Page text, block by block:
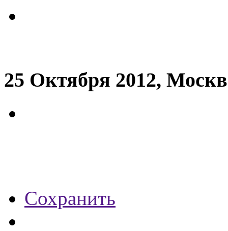
25 Октября 2012,
Сохранить